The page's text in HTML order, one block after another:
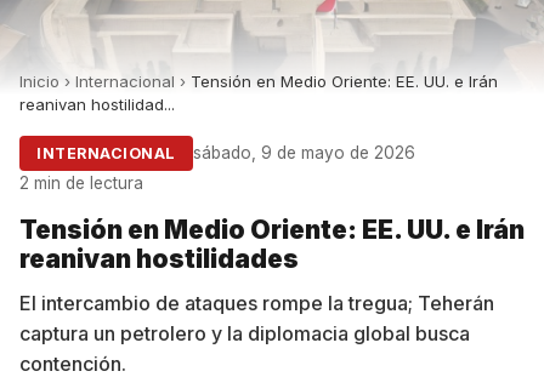
Inicio › Internacional › Tensión en Medio Oriente: EE. UU. e Irán
reanivan hostilidad...
INTERNACIONAL
sábado, 9 de mayo de 2026
2 min de lectura
Tensión en Medio Oriente: EE. UU. e Irán
reanivan hostilidades
El intercambio de ataques rompe la tregua; Teherán
captura un petrolero y la diplomacia global busca
contención.